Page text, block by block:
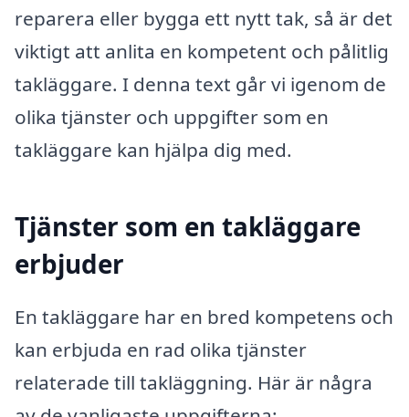
reparera eller bygga ett nytt tak, så är det
viktigt att anlita en kompetent och pålitlig
takläggare. I denna text går vi igenom de
olika tjänster och uppgifter som en
takläggare kan hjälpa dig med.
Tjänster som en takläggare
erbjuder
En takläggare har en bred kompetens och
kan erbjuda en rad olika tjänster
relaterade till takläggning. Här är några